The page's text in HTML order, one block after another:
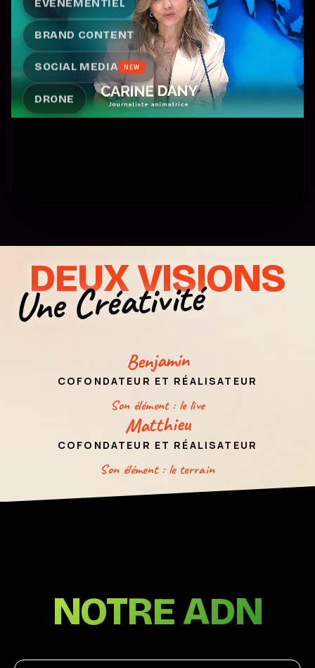
ÉVÉNEMENTIEL
BRAND CONTENT
SOCIAL MEDIA NEW
DRONE
CATÉGORIE
Titre
Benjamin
COFONDATEUR ET RÉALISATEUR
Son élément : le live
DEUX VISIONS
Une Créativité
Matthieu
COFONDATEUR ET RÉALISATEUR
Son élément : le terrain
NOTRE ADN